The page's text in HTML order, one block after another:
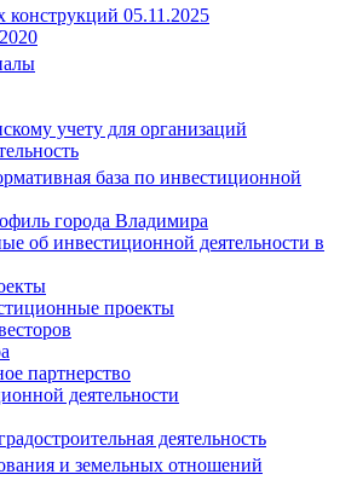
05.11.2025
учету для организаций
база по инвестиционной
города Владимира
об инвестиционной деятельности в
проекты
партнерство
деятельности
деятельность
и земельных отношений